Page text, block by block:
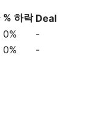
% 하락 Deal
0%
-
0% -